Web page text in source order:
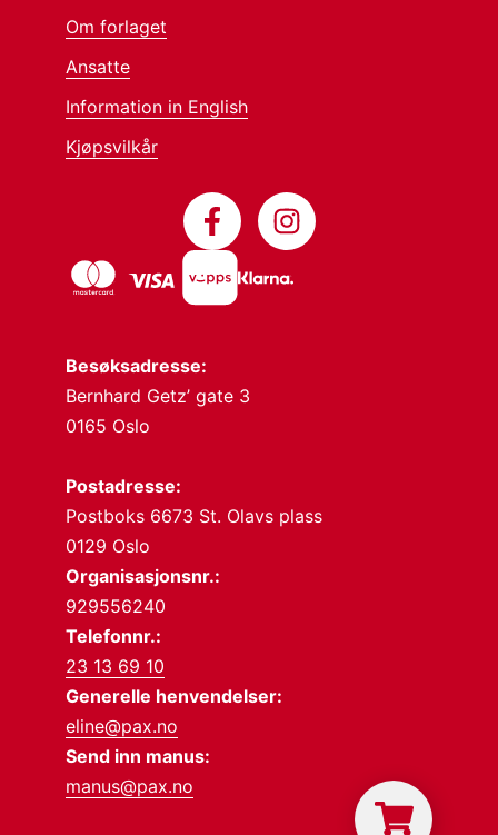
Besøksadresse:
Bernhard Getz’ gate 3
0165 Oslo
Postadresse:
Postboks 6673 St. Olavs plass
0129 Oslo
Organisasjonsnr.:
929556240
Telefonnr.:
23 13 69 10
Generelle henvendelser:
eline@pax.no
Send inn manus:
manus@pax.no
Om forlaget
Ansatte
Information in English
Kjøpsvilkår